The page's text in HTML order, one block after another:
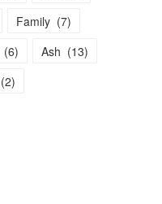
Family (7)
(6) Ash (13)
(2)